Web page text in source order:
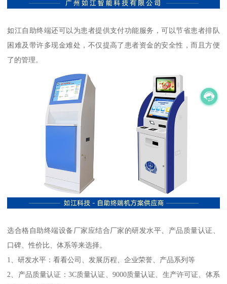
如江自助终端还可以为患者提供支付功能服务，可以节省患者排队
困难及带许多现金难处，不仅提高了患者资金的安全性，而且方便
了的管理。
选合格自助终端设备厂家应结合厂家的研发水平、产品质量认证、
口碑、性价比、体系等来选择。
1、研发水平：看看公司、发展历程、企业荣誉、产品系列等
2、产品质量认证：3C质量认证、9000质量认证、生产许可证、体系